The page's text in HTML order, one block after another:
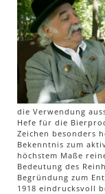
die Verwendung
Hefe für die
Zeichen besonders
Bekenntnis zum
höchstem Maße
Bedeutung des
Begründung zum
1918 eindrucksvoll